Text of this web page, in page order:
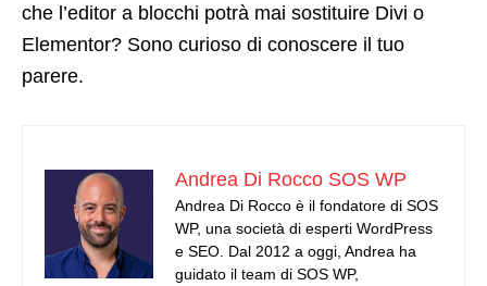
che l’editor a blocchi potrà mai sostituire Divi o
Elementor? Sono curioso di conoscere il tuo
parere.
Andrea Di Rocco SOS WP
Andrea Di Rocco è il fondatore di SOS
WP, una società di esperti WordPress
e SEO. Dal 2012 a oggi, Andrea ha
guidato il team di SOS WP,